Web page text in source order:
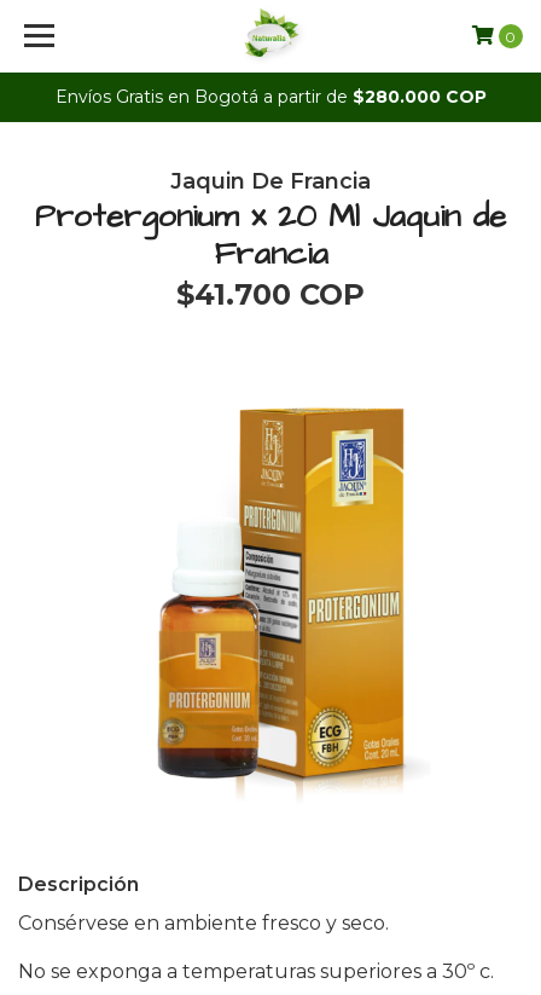
Envíos Gratis en Bogotá a partir de $280.000 COP
0
Jaquin De Francia
Protergonium x 20 Ml Jaquin de
Francia
$41.700 COP
Descripción
Consérvese en ambiente fresco y seco.
No se exponga a temperaturas superiores a 30º c.